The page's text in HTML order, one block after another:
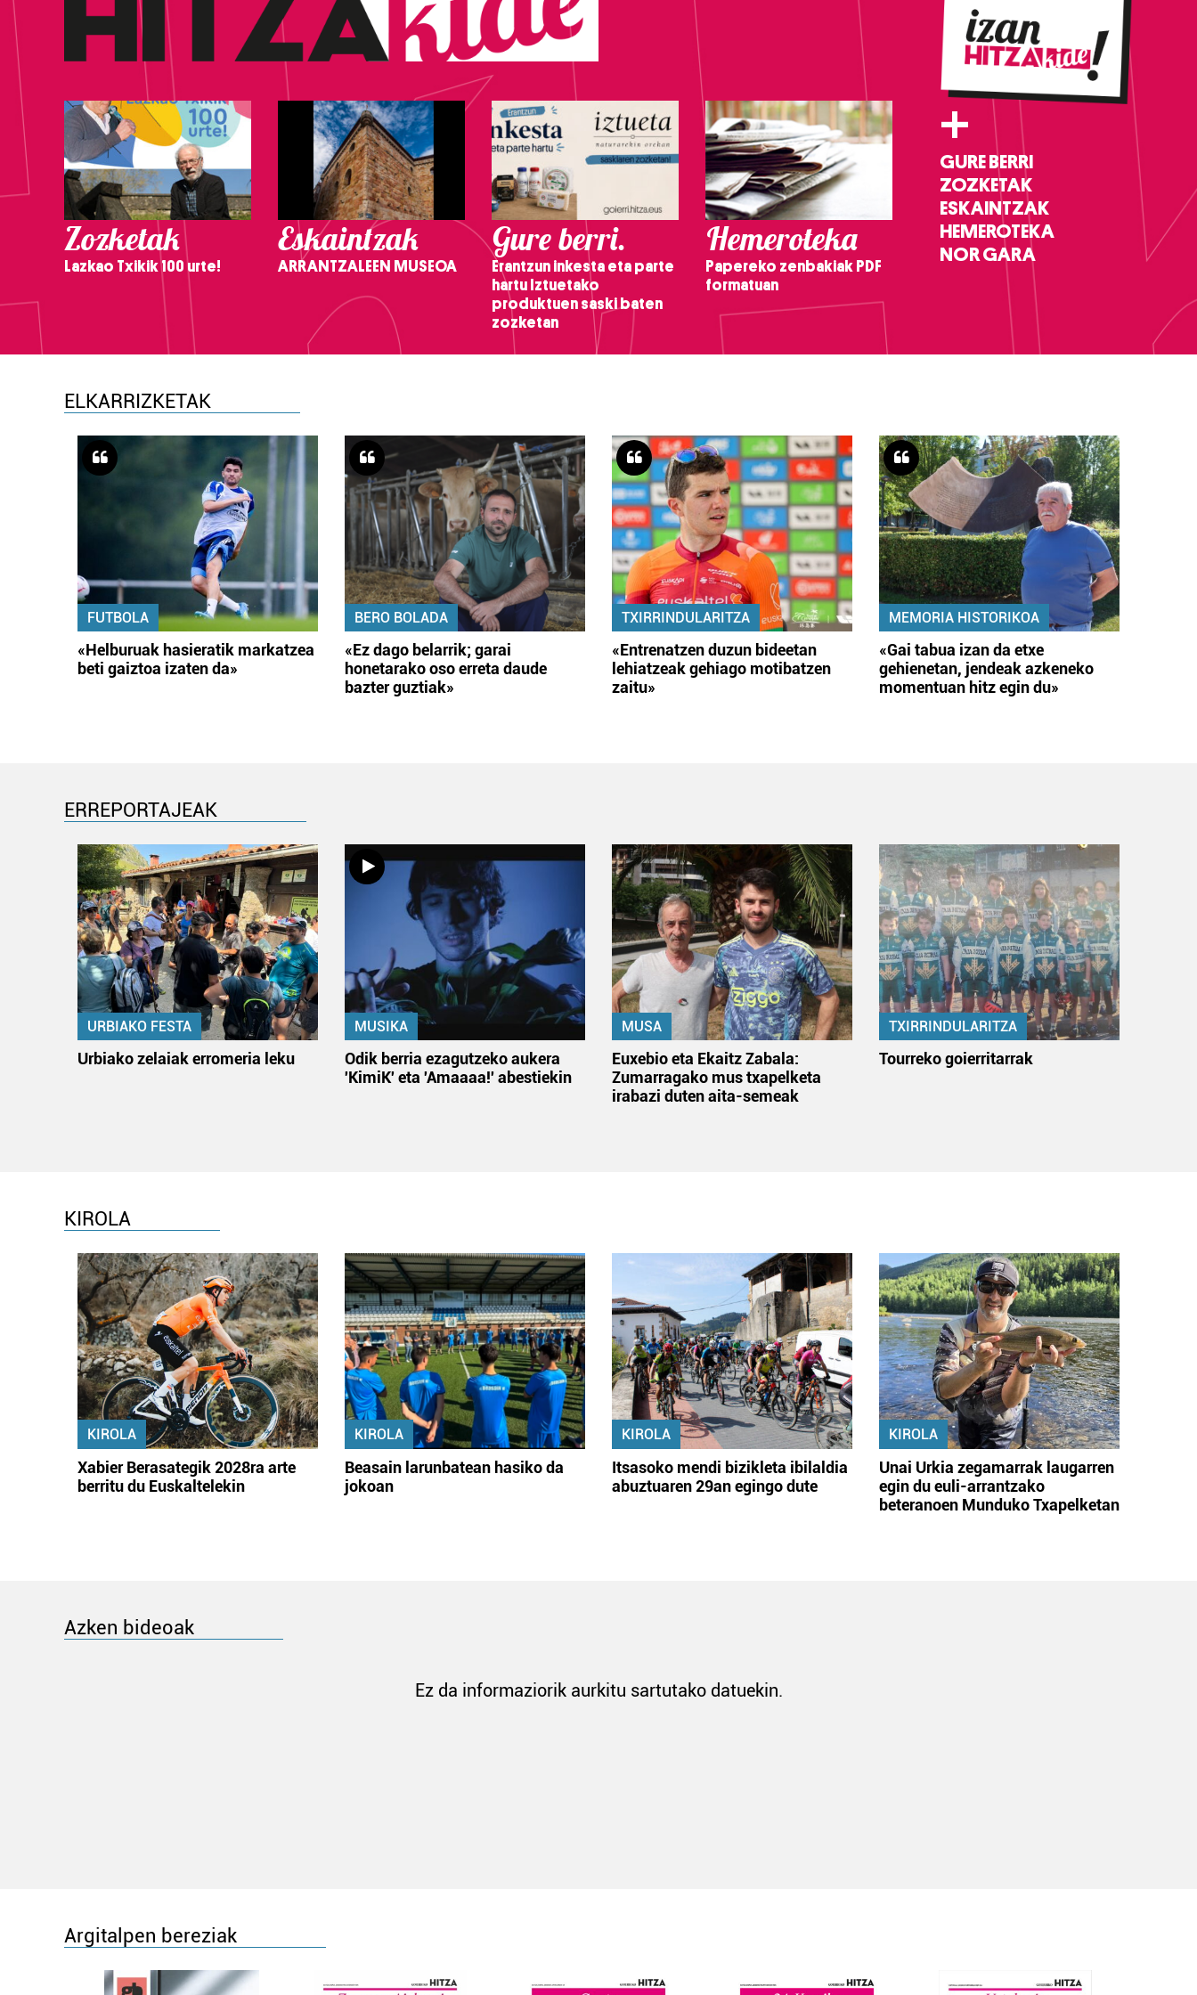
Zozketak
Lazkao Txikik 100 urte!
Eskaintzak
ARRANTZALEEN MUSEOA
Gure berri.
Erantzun inkesta eta parte
hartu Iztuetako
produktuen saski baten
zozketan
Hemeroteka
Papereko zenbakiak PDF
formatuan
+
GURE BERRI
ZOZKETAK
ESKAINTZAK
HEMEROTEKA
NOR GARA
ELKARRIZKETAK
FUTBOLA
«Helburuak hasieratik markatzea
beti gaiztoa izaten da»
BERO BOLADA
«Ez dago belarrik; garai
honetarako oso erreta daude
bazter guztiak»
TXIRRINDULARITZA
«Entrenatzen duzun bideetan
lehiatzeak gehiago motibatzen
zaitu»
MEMORIA HISTORIKOA
«Gai tabua izan da etxe
gehienetan, jendeak azkeneko
momentuan hitz egin du»
ERREPORTAJEAK
URBIAKO FESTA
Urbiako zelaiak erromeria leku
MUSIKA
Odik berria ezagutzeko aukera
'KimiK' eta 'Amaaaa!' abestiekin
MUSA
Euxebio eta Ekaitz Zabala:
Zumarragako mus txapelketa
irabazi duten aita-semeak
TXIRRINDULARITZA
Tourreko goierritarrak
KIROLA
KIROLA
Xabier Berasategik 2028ra arte
berritu du Euskaltelekin
KIROLA
Beasain larunbatean hasiko da
jokoan
KIROLA
Itsasoko mendi bizikleta ibilaldia
abuztuaren 29an egingo dute
KIROLA
Unai Urkia zegamarrak laugarren
egin du euli-arrantzako
beteranoen Munduko Txapelketan
Azken bideoak
Ez da informaziorik aurkitu sartutako datuekin.
Argitalpen bereziak